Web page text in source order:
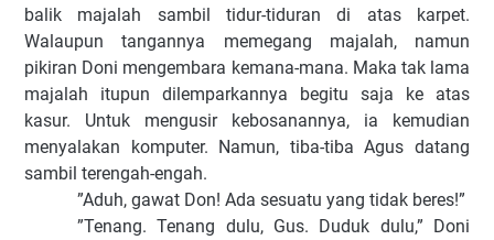
balik majalah sambil tidur-tiduran di atas karpet.
Walaupun tangannya memegang majalah, namun
pikiran Doni mengembara kemana-mana. Maka tak lama
majalah itupun dilemparkannya begitu saja ke atas
kasur. Untuk mengusir kebosanannya, ia kemudian
menyalakan komputer. Namun, tiba-tiba Agus datang
sambil terengah-engah.
”Aduh, gawat Don! Ada sesuatu yang tidak beres!”
”Tenang. Tenang dulu, Gus. Duduk dulu,” Doni